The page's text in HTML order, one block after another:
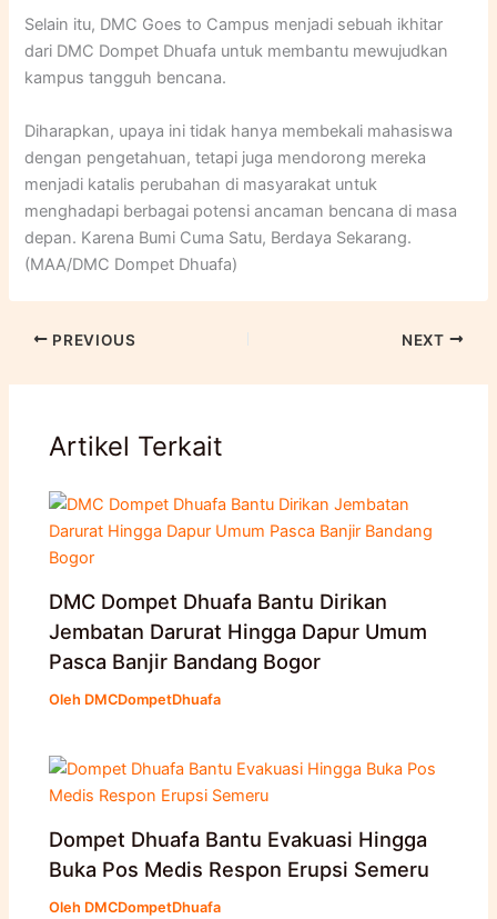
Selain itu, DMC Goes to Campus menjadi sebuah ikhitar
dari DMC Dompet Dhuafa untuk membantu mewujudkan
kampus tangguh bencana.
Diharapkan, upaya ini tidak hanya membekali mahasiswa
dengan pengetahuan, tetapi juga mendorong mereka
menjadi katalis perubahan di masyarakat untuk
menghadapi berbagai potensi ancaman bencana di masa
depan. Karena Bumi Cuma Satu, Berdaya Sekarang.
(MAA/DMC Dompet Dhuafa)
PREVIOUS NEXT
Artikel Terkait
DMC Dompet Dhuafa Bantu Dirikan
Jembatan Darurat Hingga Dapur Umum
Pasca Banjir Bandang Bogor
Oleh DMCDompetDhuafa
Dompet Dhuafa Bantu Evakuasi Hingga
Buka Pos Medis Respon Erupsi Semeru
Oleh DMCDompetDhuafa